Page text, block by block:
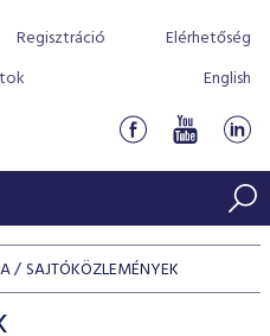
Regisztráció
Elérhetőség
English
SAJTÓKÖZLEMÉNYEK